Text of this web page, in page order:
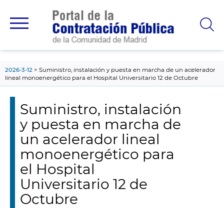
principal
2026-3-12
Suministro, instalación y puesta en marcha de un acelerador
lineal monoenergético para el Hospital Universitario 12 de Octubre
Suministro, instalación
y puesta en marcha de
un acelerador lineal
monoenergético para
el Hospital
Universitario 12 de
Octubre